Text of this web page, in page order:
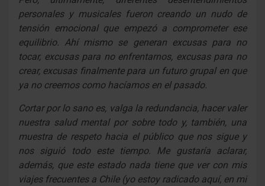
personales y musicales fueron creando un nudo de
tensión emocional que empezó a comprometer ese
equilibrio. Ahí mismo se generan excusas para no
tocar, excusas para no enfrentarnos, excusas para no
crear, excusas finalmente para un futuro grupal en que
ya no creemos como hacíamos en el pasado.
Cortar por lo sano es, valga la redundancia, hacer valer
nuestra salud mental por sobre todo y, también, una
muestra de respeto hacia el público que nos sigue y
nos siguió todo este tiempo. Me gustaría aclarar,
además, que este estado nada tiene que ver con mis
viajes frecuentes a Chile (yo estoy radicado aquí, en mi